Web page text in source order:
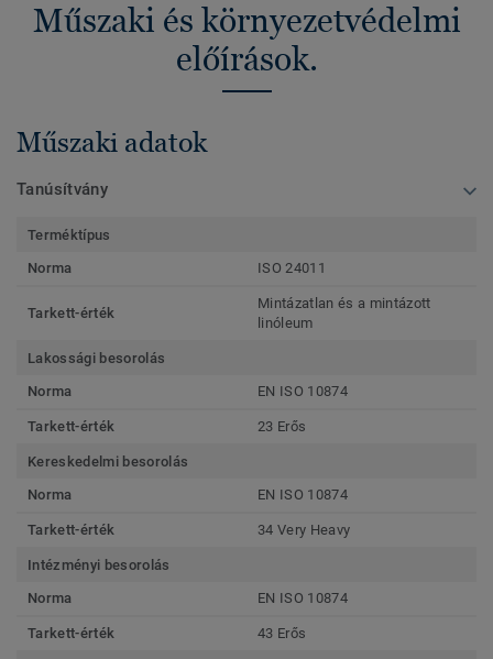
Műszaki és környezetvédelmi
előírások.
Műszaki adatok
Tanúsítvány
Terméktípus
Norma
ISO 24011
Tarkett-érték
Mintázatlan és a mintázott
linóleum
Lakossági besorolás
Norma
EN ISO 10874
Tarkett-érték 23 Erős
Kereskedelmi besorolás
Norma
EN ISO 10874
Tarkett-érték 34 Very Heavy
Intézményi besorolás
Norma
EN ISO 10874
Tarkett-érték 43 Erős